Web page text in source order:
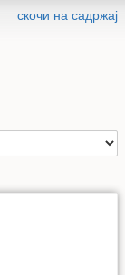
скочи на садржај